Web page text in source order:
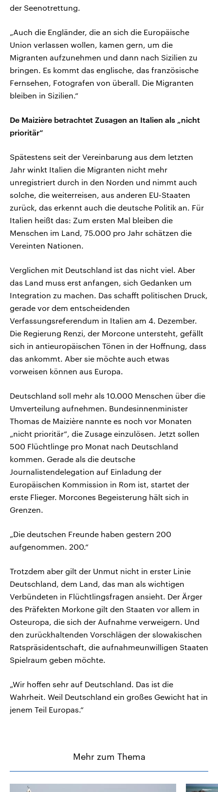
der Seenotrettung.
„Auch die Engländer, die an sich die Europäische
Union verlassen wollen, kamen gern, um die
Migranten aufzunehmen und dann nach Sizilien zu
bringen. Es kommt das englische, das französische
Fernsehen, Fotografen von überall. Die Migranten
bleiben in Sizilien.“
De Maizière betrachtet Zusagen an Italien als „nicht
prioritär“
Spätestens seit der Vereinbarung aus dem letzten
Jahr winkt Italien die Migranten nicht mehr
unregistriert durch in den Norden und nimmt auch
solche, die weiterreisen, aus anderen EU-Staaten
zurück, das erkennt auch die deutsche Politik an. Für
Italien heißt das: Zum ersten Mal bleiben die
Menschen im Land, 75.000 pro Jahr schätzen die
Vereinten Nationen.
Verglichen mit Deutschland ist das nicht viel. Aber
das Land muss erst anfangen, sich Gedanken um
Integration zu machen. Das schafft politischen Druck,
gerade vor dem entscheidenden
Verfassungsreferendum in Italien am 4. Dezember.
Die Regierung Renzi, der Morcone untersteht, gefällt
sich in antieuropäischen Tönen in der Hoffnung, dass
das ankommt. Aber sie möchte auch etwas
vorweisen können aus Europa.
Deutschland soll mehr als 10.000 Menschen über die
Umverteilung aufnehmen. Bundesinnenminister
Thomas de Maizière nannte es noch vor Monaten
„nicht prioritär“, die Zusage einzulösen. Jetzt sollen
500 Flüchtlinge pro Monat nach Deutschland
kommen. Gerade als die deutsche
Journalistendelegation auf Einladung der
Europäischen Kommission in Rom ist, startet der
erste Flieger. Morcones Begeisterung hält sich in
Grenzen.
„Die deutschen Freunde haben gestern 200
aufgenommen. 200.“
Trotzdem aber gilt der Unmut nicht in erster Linie
Deutschland, dem Land, das man als wichtigen
Verbündeten in Flüchtlingsfragen ansieht. Der Ärger
des Präfekten Morkone gilt den Staaten vor allem in
Osteuropa, die sich der Aufnahme verweigern. Und
den zurückhaltenden Vorschlägen der slowakischen
Ratspräsidentschaft, die aufnahmeunwilligen Staaten
Spielraum geben möchte.
„Wir hoffen sehr auf Deutschland. Das ist die
Wahrheit. Weil Deutschland ein großes Gewicht hat in
jenem Teil Europas.“
Mehr zum Thema